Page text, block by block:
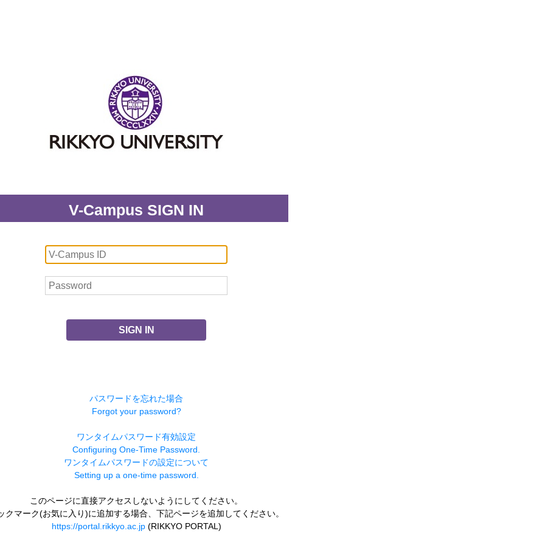
V-Campus SIGN IN
SIGN IN
パスワードを忘れた場合
Forgot your password?
ワンタイムパスワード有効設定
Configuring One-Time Password.
ワンタイムパスワードの設定について
Setting up a one-time password.
このページに直接アクセスしないようにしてください。
クマーク(お気に入り)に追加する場合、下記ページを追加してください。
https://portal.rikkyo.ac.jp(RIKKYO PORTAL)